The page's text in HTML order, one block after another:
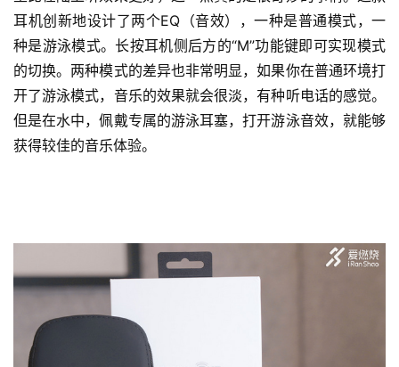
耳机创新地设计了两个EQ（音效），一种是普通模式，一
种是游泳模式。长按耳机侧后方的“M”功能键即可实现模式
的切换。两种模式的差异也非常明显，如果你在普通环境打
开了游泳模式，音乐的效果就会很淡，有种听电话的感觉。
但是在水中，佩戴专属的游泳耳塞，打开游泳音效，就能够
获得较佳的音乐体验。